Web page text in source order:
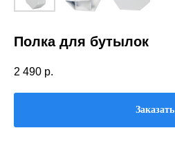
Полка для бутылок
2 490 р.
Заказать